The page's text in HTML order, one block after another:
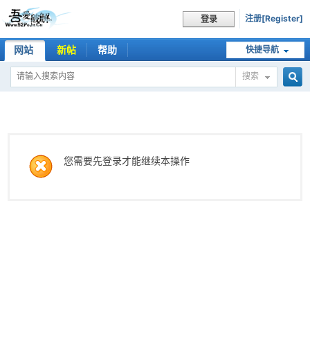
登录 注册[Register]
快捷导航
网站 新帖 帮助
搜索
您需要先登录才能继续本操作